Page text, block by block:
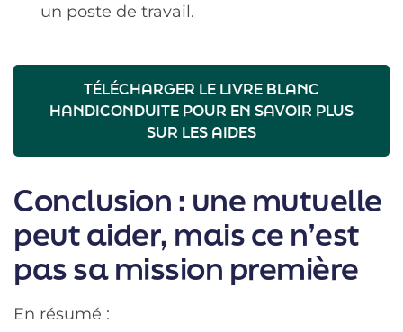
un poste de travail.
TÉLÉCHARGER LE LIVRE BLANC
HANDICONDUITE POUR EN SAVOIR PLUS
SUR LES AIDES
Conclusion : une mutuelle
peut aider, mais ce n’est
pas sa mission première
En résumé :